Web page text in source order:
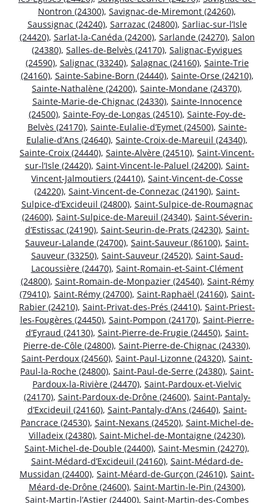
Nontron (24300), Savignac-de-Miremont (24260),
Saussignac (24240), Sarrazac (24800), Sarliac-sur-l’Isle
(24420), Sarlat-la-Canéda (24200), Sarlande (24270), Salon
(24380), Salles-de-Belvès (24170), Salignac-Eyvigues
(24590), Salignac (33240), Salagnac (24160), Sainte-Trie
(24160), Sainte-Sabine-Born (24440), Sainte-Orse (24210),
Sainte-Nathalène (24200), Sainte-Mondane (24370),
Sainte-Marie-de-Chignac (24330), Sainte-Innocence
(24500), Sainte-Foy-de-Longas (24510), Sainte-Foy-de-
Belvès (24170), Sainte-Eulalie-d’Eymet (24500), Sainte-
Eulalie-d’Ans (24640), Sainte-Croix-de-Mareuil (24340),
Sainte-Croix (24440), Sainte-Alvère (24510), Saint-Vincent-
sur-l’Isle (24420), Saint-Vincent-le-Paluel (24200), Saint-
Vincent-Jalmoutiers (24410), Saint-Vincent-de-Cosse
(24220), Saint-Vincent-de-Connezac (24190), Saint-
Sulpice-d’Excideuil (24800), Saint-Sulpice-de-Roumagnac
(24600), Saint-Sulpice-de-Mareuil (24340), Saint-Séverin-
d’Estissac (24190), Saint-Seurin-de-Prats (24230), Saint-
Sauveur-Lalande (24700), Saint-Sauveur (86100), Saint-
Sauveur (33250), Saint-Sauveur (24520), Saint-Saud-
Lacoussière (24470), Saint-Romain-et-Saint-Clément
(24800), Saint-Romain-de-Monpazier (24540), Saint-Rémy
(79410), Saint-Rémy (24700), Saint-Raphaël (24160), Saint-
Rabier (24210), Saint-Privat-des-Prés (24410), Saint-Priest-
les-Fougères (24450), Saint-Pompon (24170), Saint-Pierre-
d’Eyraud (24130), Saint-Pierre-de-Frugie (24450), Saint-
Pierre-de-Côle (24800), Saint-Pierre-de-Chignac (24330),
Saint-Perdoux (24560), Saint-Paul-Lizonne (24320), Saint-
Paul-la-Roche (24800), Saint-Paul-de-Serre (24380), Saint-
Pardoux-la-Rivière (24470), Saint-Pardoux-et-Vielvic
(24170), Saint-Pardoux-de-Drône (24600), Saint-Pantaly-
d’Excideuil (24160), Saint-Pantaly-d’Ans (24640), Saint-
Pancrace (24530), Saint-Nexans (24520), Saint-Michel-de-
Villadeix (24380), Saint-Michel-de-Montaigne (24230),
Saint-Michel-de-Double (24400), Saint-Mesmin (24270),
Saint-Médard-d’Excideuil (24160), Saint-Médard-de-
Mussidan (24400), Saint-Méard-de-Gurçon (24610), Saint-
Méard-de-Drône (24600), Saint-Martin-le-Pin (24300),
Saint-Martin-l’Astier (24400), Saint-Martin-des-Combes